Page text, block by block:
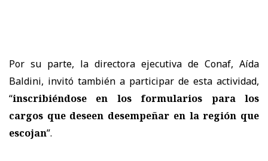
Por su parte, la directora ejecutiva de Conaf, Aída
Baldini, invitó también a participar de esta actividad,
“inscribiéndose en los formularios para los
cargos que deseen desempeñar en la región que
escojan”.